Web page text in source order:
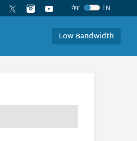
नेपा EN
Low Bandwidth